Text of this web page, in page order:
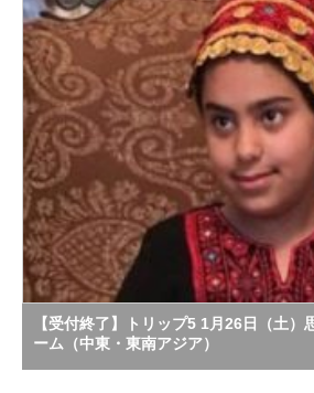
【受付終了】トリップ5 1月26日（土）
ーム（中東・東南アジア）